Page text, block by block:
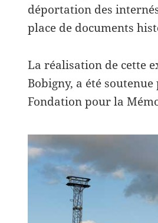
déportation des
place de documents
La réalisation de cette
Bobigny, a été
Fondation pour la